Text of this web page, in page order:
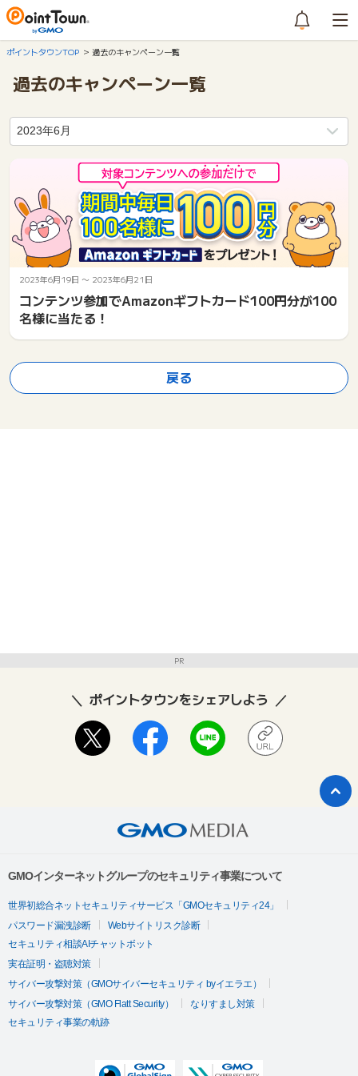
ポイントタウンTOP 過去のキャンペーン一覧
過去のキャンペーン一覧
2023年6月19日 〜 2023年6月21日
コンテンツ参加でAmazonギフトカード100円分が100
名様に当たる！
戻る
PR
ポイントタウンをシェアしよう
GMOインターネットグループのセキュリティ事業について
世界初総合ネットセキュリティサービス「GMOセキュリティ24」
パスワード漏洩診断
Webサイトリスク診断
セキュリティ相談AIチャットボット
実在証明・盗聴対策
サイバー攻撃対策（GMOサイバーセキュリティ byイエラエ）
サイバー攻撃対策（GMO Flatt Security）
なりすまし対策
セキュリティ事業の軌跡